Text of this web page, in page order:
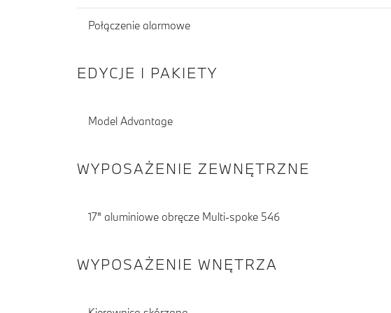
Połączenie alarmowe
EDYCJE I PAKIETY
Model Advantage
WYPOSAŻENIE ZEWNĘTRZNE
17" aluminiowe obręcze Multi-spoke 546
WYPOSAŻENIE WNĘTRZA